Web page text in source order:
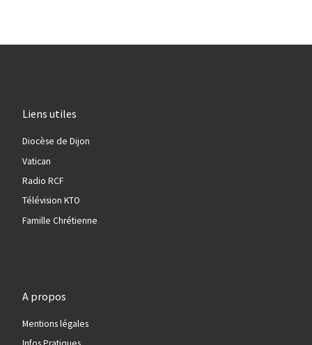
Liens utiles
Diocèse de Dijon
Vatican
Radio RCF
Télévision KTO
Famille Chrétienne
A propos
Mentions légales